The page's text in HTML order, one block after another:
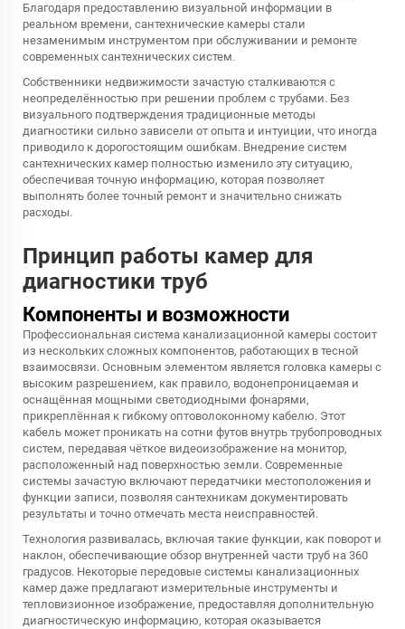
Благодаря предоставлению визуальной информации в
реальном времени, сантехнические камеры стали
незаменимым инструментом при обслуживании и ремонте
современных сантехнических систем.
Собственники недвижимости зачастую сталкиваются с
неопределённостью при решении проблем с трубами. Без
визуального подтверждения традиционные методы
диагностики сильно зависели от опыта и интуиции, что иногда
приводило к дорогостоящим ошибкам. Внедрение систем
сантехнических камер полностью изменило эту ситуацию,
обеспечивая точную информацию, которая позволяет
выполнять более точный ремонт и значительно снижать
расходы.
Принцип работы камер для
диагностики труб
Компоненты и возможности
Профессиональная система канализационной камеры состоит
из нескольких сложных компонентов, работающих в тесной
взаимосвязи. Основным элементом является головка камеры с
высоким разрешением, как правило, водонепроницаемая и
оснащённая мощными светодиодными фонарями,
прикреплённая к гибкому оптоволоконному кабелю. Этот
кабель может проникать на сотни футов внутрь трубопроводных
систем, передавая чёткое видеоизображение на монитор,
расположенный над поверхностью земли. Современные
системы зачастую включают передатчики местоположения и
функции записи, позволяя сантехникам документировать
результаты и точно отмечать места неисправностей.
Технология развивалась, включая такие функции, как поворот и
наклон, обеспечивающие обзор внутренней части труб на 360
градусов. Некоторые передовые системы канализационных
камер даже предлагают измерительные инструменты и
тепловизионное изображение, предоставляя дополнительную
диагностическую информацию, которая оказывается